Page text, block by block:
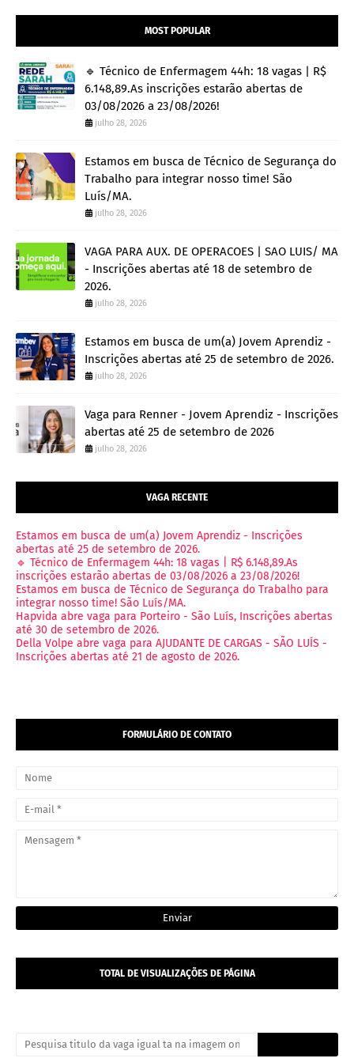
MOST POPULAR
🔹 Técnico de Enfermagem 44h: 18 vagas | R$
6.148,89.As inscrições estarão abertas de
03/08/2026 a 23/08/2026!
julho 28, 2026
Estamos em busca de Técnico de Segurança do
Trabalho para integrar nosso time! São
Luís/MA.
julho 28, 2026
VAGA PARA AUX. DE OPERACOES | SAO LUIS/ MA
- Inscrições abertas até 18 de setembro de
2026.
julho 28, 2026
Estamos em busca de um(a) Jovem Aprendiz -
Inscrições abertas até 25 de setembro de 2026.
julho 28, 2026
Vaga para Renner - Jovem Aprendiz - Inscrições
abertas até 25 de setembro de 2026
julho 28, 2026
VAGA RECENTE
Estamos em busca de um(a) Jovem Aprendiz - Inscrições
abertas até 25 de setembro de 2026.
🔹 Técnico de Enfermagem 44h: 18 vagas | R$ 6.148,89.As
inscrições estarão abertas de 03/08/2026 a 23/08/2026!
Estamos em busca de Técnico de Segurança do Trabalho para
integrar nosso time! São Luís/MA.
Hapvida abre vaga para Porteiro - São Luís, Inscrições abertas
até 30 de setembro de 2026.
Della Volpe abre vaga para AJUDANTE DE CARGAS - SÃO LUÍS -
Inscrições abertas até 21 de agosto de 2026.
FORMULÁRIO DE CONTATO
TOTAL DE VISUALIZAÇÕES DE PÁGINA